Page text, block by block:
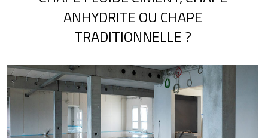
ANHYDRITE OU CHAPE
TRADITIONNELLE ?